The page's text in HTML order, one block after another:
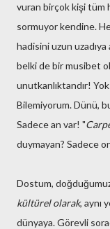
vuran birçok kişi tüm
sormuyor kendine.
hadisini uzun
belki de bir musibet
unutkanlıktandır!
Bilemiyorum. Dünü,
Sadece an var! "
duymayan? Sadece
Dostum,
kültürel olarak, aynı
dünyaya. Görevli